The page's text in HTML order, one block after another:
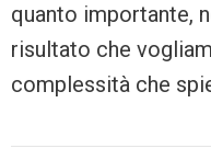
quanto importante,
risultato che
complessità che